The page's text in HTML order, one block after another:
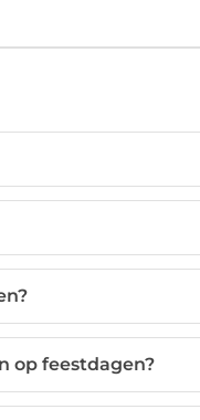
op feestdagen?